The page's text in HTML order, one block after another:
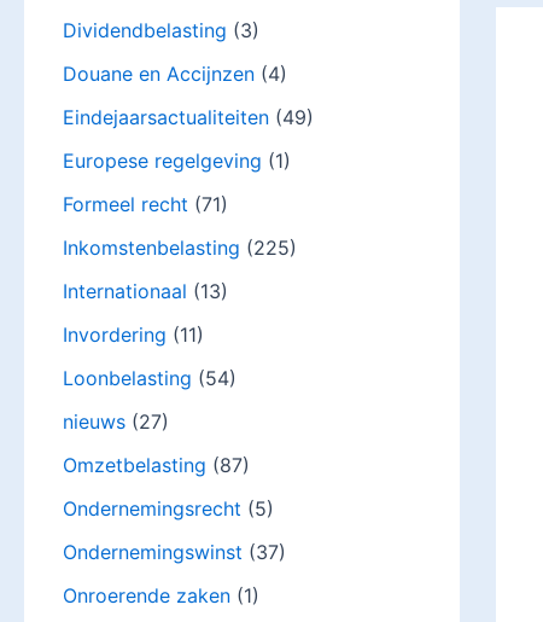
Dividendbelasting (3)
Douane en Accijnzen (4)
Eindejaarsactualiteiten (49)
Europese regelgeving (1)
Formeel recht (71)
Inkomstenbelasting (225)
Internationaal (13)
Invordering (11)
Loonbelasting (54)
nieuws (27)
Omzetbelasting (87)
Ondernemingsrecht (5)
Ondernemingswinst (37)
Onroerende zaken (1)